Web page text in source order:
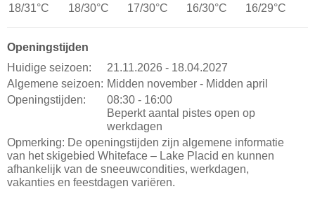
18/31°C
18/30°C
17/30°C
16/30°C
16/29°C
Openingstijden
Huidige seizoen:
21.11.2026 - 18.04.2027
Algemene seizoen: Midden november - Midden april
Openingstijden:
08:30 - 16:00
Beperkt aantal pistes open op
werkdagen
Opmerking: De openingstijden zijn algemene informatie
van het skigebied Whiteface – Lake Placid en kunnen
afhankelijk van de sneeuwcondities, werkdagen,
vakanties en feestdagen variëren.